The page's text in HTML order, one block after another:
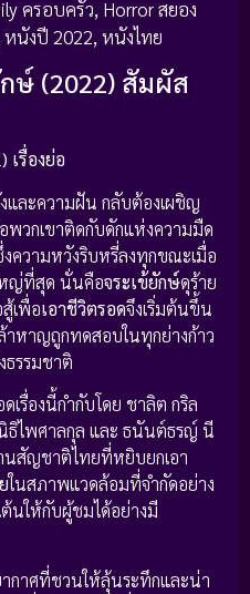
ครอบครัว, Horror สยอง
หนังปี 2022, หนังไทย
ษ์ (2022) สัมผัส
เรื่องย่อ
และความฝัน กลับต้องเผชิญ
วกเขาติดกับดักแห่งความมืด
ความหวังริบหรี่ลงทุกขณะเมื่อ
ญ่ที่สุด นั่นคือจระเข้ยักษ์ดุร้าย
เพื่อเอาชีวิตรอดจึงเริ่มต้นขึ้น
หาญถูกทดสอบในทุกย่างก้าว
รรมชาติ
ดเรื่องนี้กำกับโดย ชาลิต กริล
ธิไพศาลกุล และ ธนันต์ธรญ์ นี
นสัญชาติไทยที่หยิบยกเอา
ในสภาพแวดล้อมที่จำกัดอย่าง
นให้กับผู้ชมได้อย่างมี
ากาศที่ชวนให้ลุ้นระทึกและน่า